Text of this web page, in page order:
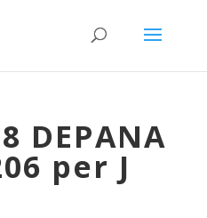
DEPANA
per J